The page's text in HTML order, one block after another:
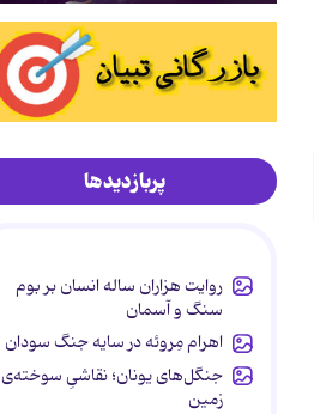
پربازدیدها
روایت هزاران ساله انسان بر بوم
سنگ و آسمان
اهرام مِروئه در سایه جنگ سودان
جنگل‌های یونان؛ نقاشیِ سوخته‌ی
زمین